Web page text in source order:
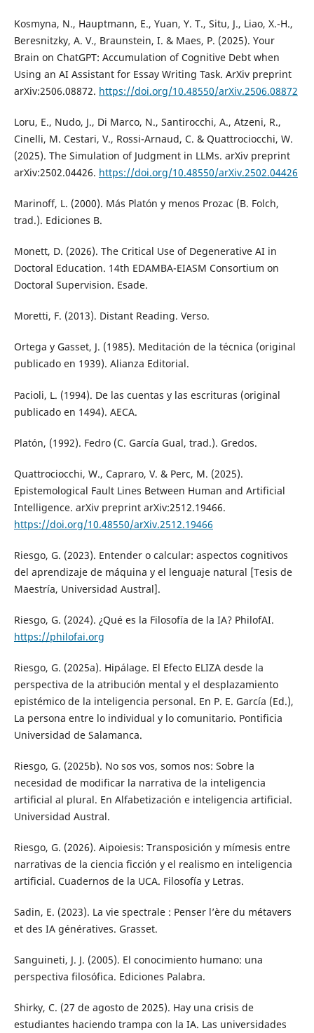
Kosmyna, N., Hauptmann, E., Yuan, Y. T., Situ, J., Liao, X.-H.,
Beresnitzky, A. V., Braunstein, I. & Maes, P. (2025). Your
Brain on ChatGPT: Accumulation of Cognitive Debt when
Using an AI Assistant for Essay Writing Task. ArXiv preprint
arXiv:2506.08872. https://doi.org/10.48550/arXiv.2506.08872
Loru, E., Nudo, J., Di Marco, N., Santirocchi, A., Atzeni, R.,
Cinelli, M. Cestari, V., Rossi-Arnaud, C. & Quattrociocchi, W.
(2025). The Simulation of Judgment in LLMs. arXiv preprint
arXiv:2502.04426. https://doi.org/10.48550/arXiv.2502.04426
Marinoff, L. (2000). Más Platón y menos Prozac (B. Folch,
trad.). Ediciones B.
Monett, D. (2026). The Critical Use of Degenerative AI in
Doctoral Education. 14th EDAMBA-EIASM Consortium on
Doctoral Supervision. Esade.
Moretti, F. (2013). Distant Reading. Verso.
Ortega y Gasset, J. (1985). Meditación de la técnica (original
publicado en 1939). Alianza Editorial.
Pacioli, L. (1994). De las cuentas y las escrituras (original
publicado en 1494). AECA.
Platón, (1992). Fedro (C. García Gual, trad.). Gredos.
Quattrociocchi, W., Capraro, V. & Perc, M. (2025).
Epistemological Fault Lines Between Human and Artificial
Intelligence. arXiv preprint arXiv:2512.19466.
https://doi.org/10.48550/arXiv.2512.19466
Riesgo, G. (2023). Entender o calcular: aspectos cognitivos
del aprendizaje de máquina y el lenguaje natural [Tesis de
Maestría, Universidad Austral].
Riesgo, G. (2024). ¿Qué es la Filosofía de la IA? PhilofAI.
https://philofai.org
Riesgo, G. (2025a). Hipálage. El Efecto ELIZA desde la
perspectiva de la atribución mental y el desplazamiento
epistémico de la inteligencia personal. En P. E. García (Ed.),
La persona entre lo individual y lo comunitario. Pontificia
Universidad de Salamanca.
Riesgo, G. (2025b). No sos vos, somos nos: Sobre la
necesidad de modificar la narrativa de la inteligencia
artificial al plural. En Alfabetización e inteligencia artificial.
Universidad Austral.
Riesgo, G. (2026). Aipoiesis: Transposición y mímesis entre
narrativas de la ciencia ficción y el realismo en inteligencia
artificial. Cuadernos de la UCA. Filosofía y Letras.
Sadin, E. (2023). La vie spectrale : Penser l’ère du métavers
et des IA génératives. Grasset.
Sanguineti, J. J. (2005). El conocimiento humano: una
perspectiva filosófica. Ediciones Palabra.
Shirky, C. (27 de agosto de 2025). Hay una crisis de
estudiantes haciendo trampa con la IA. Las universidades